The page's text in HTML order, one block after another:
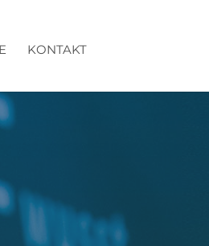
KONTAKT